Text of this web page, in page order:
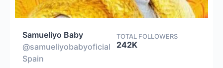
Samueliyo Baby
@samueliyobabyoficial
Spain
TOTAL FOLLOWERS
242K